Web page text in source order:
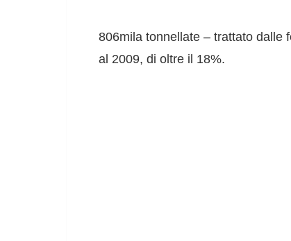
806mila tonnellate – trattato dalle
al 2009, di oltre il 18%.